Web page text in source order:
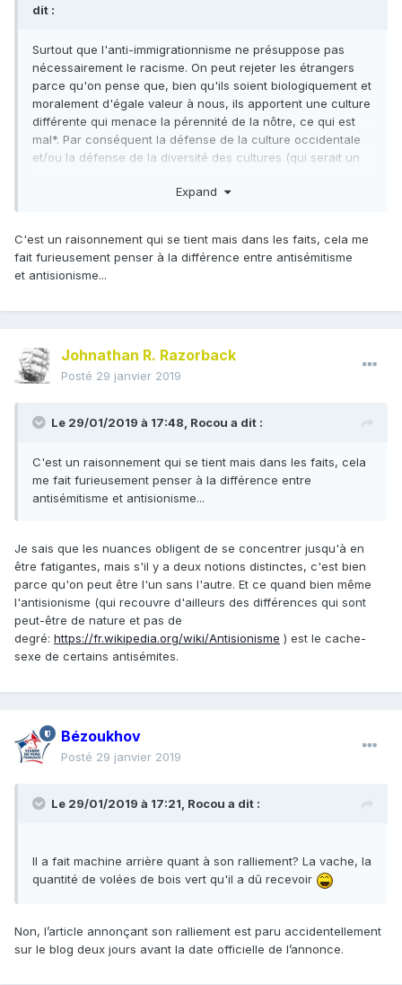
dit :
Surtout que l'anti-immigrationnisme ne présuppose pas
nécessairement le racisme. On peut rejeter les étrangers
parce qu'on pense que, bien qu'ils soient biologiquement et
moralement d'égale valeur à nous, ils apportent une culture
différente qui menace la pérennité de la nôtre, ce qui est
mal*. Par conséquent la défense de la culture occidentale
et/ou la défense de la diversité des cultures (qui serait un
Expand
C'est un raisonnement qui se tient mais dans les faits, cela me
fait furieusement penser à la différence entre antisémitisme
et antisionisme...
Johnathan R. Razorback
Posté 29 janvier 2019
Le 29/01/2019 à 17:48, Rocou a dit :
C'est un raisonnement qui se tient mais dans les faits, cela
me fait furieusement penser à la différence entre
antisémitisme et antisionisme...
Je sais que les nuances obligent de se concentrer jusqu'à en
être fatigantes, mais s'il y a deux notions distinctes, c'est bien
parce qu'on peut être l'un sans l'autre. Et ce quand bien même
l'antisionisme (qui recouvre d'ailleurs des différences qui sont
peut-être de nature et pas de
degré: https://fr.wikipedia.org/wiki/Antisionisme ) est le cache-
sexe de certains antisémites.
Bézoukhov
Posté 29 janvier 2019
Le 29/01/2019 à 17:21, Rocou a dit :
Il a fait machine arrière quant à son ralliement? La vache, la
quantité de volées de bois vert qu'il a dû recevoir
Non, l’article annonçant son ralliement est paru accidentellement
sur le blog deux jours avant la date officielle de l’annonce.